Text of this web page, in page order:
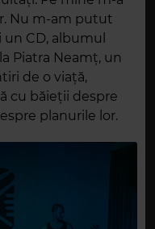
Nu m-am putut
CD, albumul
Piatra Neamț, un
de o viață,
cu băieții despre
planurile lor.